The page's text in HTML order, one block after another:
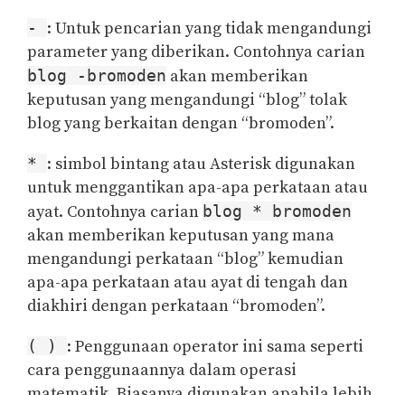
- : Untuk pencarian yang tidak mengandungi
parameter yang diberikan. Contohnya carian
blog -bromoden akan memberikan
keputusan yang mengandungi “blog” tolak
blog yang berkaitan dengan “bromoden”.
* : simbol bintang atau Asterisk digunakan
untuk menggantikan apa-apa perkataan atau
ayat. Contohnya carian blog * bromoden
akan memberikan keputusan yang mana
mengandungi perkataan “blog” kemudian
apa-apa perkataan atau ayat di tengah dan
diakhiri dengan perkataan “bromoden”.
( ) : Penggunaan operator ini sama seperti
cara penggunaannya dalam operasi